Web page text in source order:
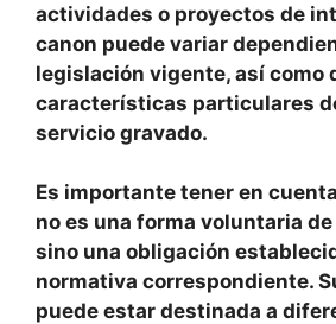
actividades o proyectos de
canon puede variar
legislación vigente, así como
características particulares
servicio gravado.
Es importante tener en
no es una forma voluntaria
sino una obligación
normativa correspondiente.
puede estar destinada a